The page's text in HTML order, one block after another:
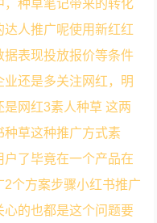
种草笔记带来的转化
人推广呢使用新红红
据表现投放报价等条件
还是多关注网红，明
网红3素人种草 这两
种草这种推广方式素
了毕竟在一个产品在
个方案步骤小红书推广
心的也都是这个问题要